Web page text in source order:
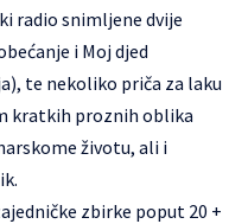
radio snimljene dvije
i Moj djed
te nekoliko priča za laku
kratkih proznih oblika
životu, ali i
zbirke poput 20 +